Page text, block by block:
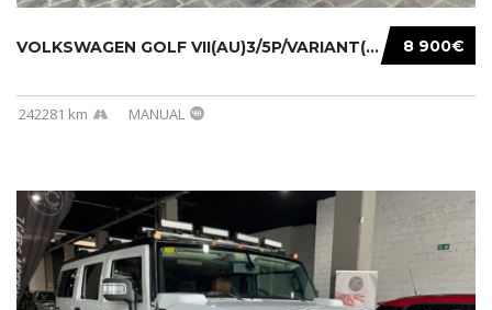
8 900€
VOLKSWAGEN GOLF VII(AU)3/5P/VARIANT(12-16 20...
242281 km MANUAL